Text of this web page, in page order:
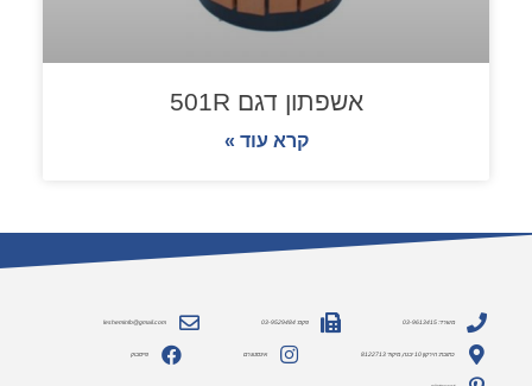
אשפתון דגם 501R
קרא עוד »
משרד: 03-9613415 פקס: 03-9529484 lesheminfo@gmail.com
כתובת: הירקון 10 יבנה, מיקוד 8122713 אינסטגרם פייסבוק